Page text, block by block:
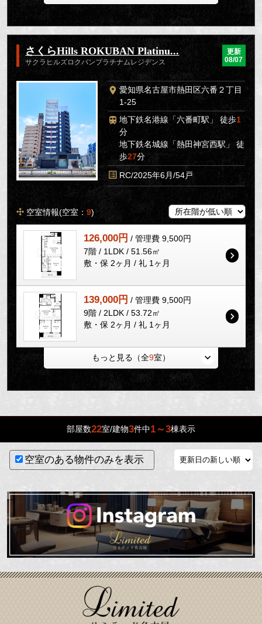
さくらHills ROKUBAN Platinu...
サクラヒルズロクバンプラチナムレジデンス
更新
08/07
愛知県名古屋市熱田区六番２丁目
1-25
地下鉄名港線「六番町駅」 徒歩1
分
地下鉄名城線「熱田神宮西駅」 徒
歩27分
RC/2025年6月/54戸
空室情報(空室：9)
126,000円 / 管理費 9,500円
7階 / 1LDK / 51.56㎡
敷・保 2ヶ月 / 礼 1ヶ月
139,000円 / 管理費 9,500円
9階 / 2LDK / 53.72㎡
敷・保 2ヶ月 / 礼 1ヶ月
もっと見る（全9室）
部屋数22室/建物3件中1～3棟表示
空室のある物件のみを表示